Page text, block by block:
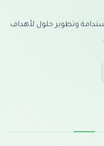
وتطوير حلول لأهداف